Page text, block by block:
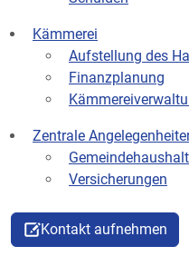
Kämmerei
Aufstellung des
Finanzplanung
Zentrale
Gemeindehaushalt
Versicherungen
Kontakt aufnehmen